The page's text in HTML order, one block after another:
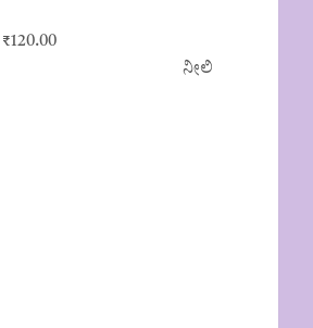
Original
₹120.00Current
ನೀಲಿ